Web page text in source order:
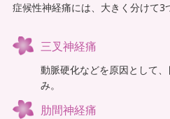
腰痛でお悩み
足の痛みでお悩み
体に痛みでお悩み
不定愁訴
症候性神経痛には、大きく分けて3
三叉神経痛
動脈硬化などを原因として
み。
肋間神経痛